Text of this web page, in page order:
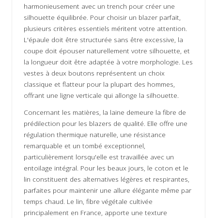
harmonieusement avec un trench pour créer une
silhouette équilibrée. Pour choisir un blazer parfait,
plusieurs critères essentiels méritent votre attention.
L'épaule doit être structurée sans être excessive, la
coupe doit épouser naturellement votre silhouette, et
la longueur doit être adaptée à votre morphologie. Les
vestes à deux boutons représentent un choix
classique et flatteur pour la plupart des hommes,
offrant une ligne verticale qui allonge la silhouette.
Concernant les matières, la laine demeure la fibre de
prédilection pour les blazers de qualité. Elle offre une
régulation thermique naturelle, une résistance
remarquable et un tombé exceptionnel,
particulièrement lorsqu'elle est travaillée avec un
entoilage intégral. Pour les beaux jours, le coton et le
lin constituent des alternatives légères et respirantes,
parfaites pour maintenir une allure élégante même par
temps chaud. Le lin, fibre végétale cultivée
principalement en France, apporte une texture